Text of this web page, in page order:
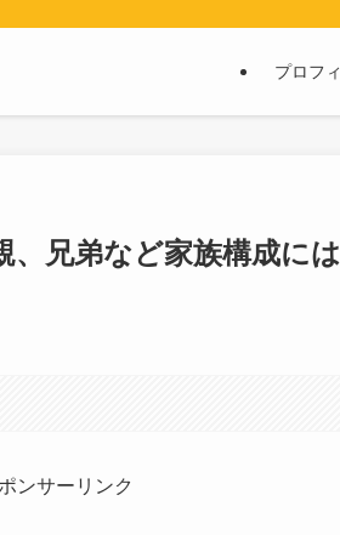
プロフ
、兄弟など家族構成に
ンサーリンク